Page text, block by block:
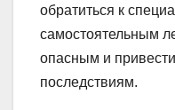
обратиться к
самостоятельным
опасным и
последствиям.